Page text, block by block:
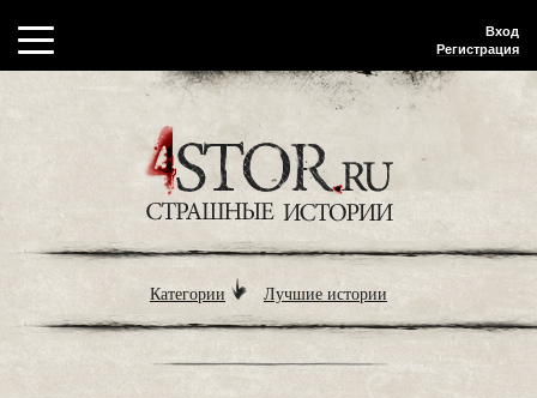
Вход
Регистрация
Категории Лучшие истории